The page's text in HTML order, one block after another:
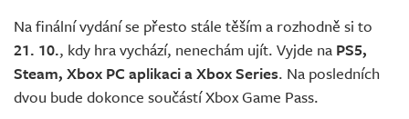
Na finální vydání se přesto stále těším a rozhodně si to
21. 10., kdy hra vychází, nenechám ujít. Vyjde na PS5,
Steam, Xbox PC aplikaci a Xbox Series. Na posledních
dvou bude dokonce součástí Xbox Game Pass.